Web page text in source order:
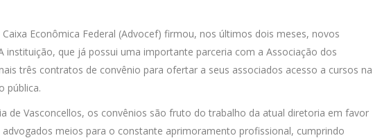
Econômica Federal (Advocef) firmou, nos últimos dois meses, novos
instituição, que já possui uma importante parceria com a Associação dos
três contratos de convênio para ofertar a seus associados acesso a cursos na
pública.
de Vasconcellos, os convênios são fruto do trabalho da atual diretoria em favor
meios para o constante aprimoramento profissional, cumprindo